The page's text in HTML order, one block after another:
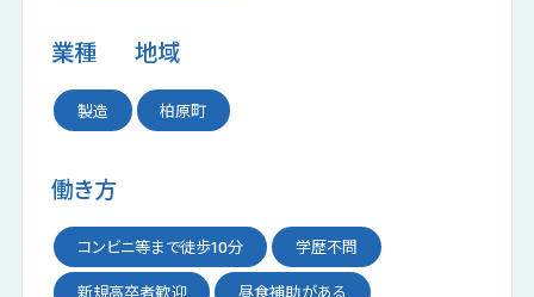
業種
製造
地域
柏原町
働き方
コンビニ等まで徒歩10分 学歴不問
新規高卒者歓迎 昼食補助がある